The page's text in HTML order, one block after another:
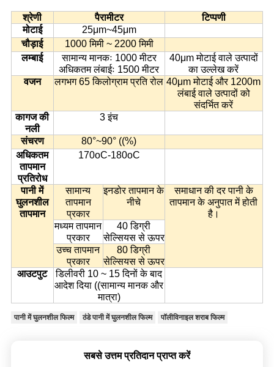
श्रेणी पैरामीटर
टिप्पणी
मोटाई
25μm~45μm
चौड़ाई
1000 मिमी ~ 2200 मिमी
लम्बाई
सामान्य मानकः 1000 मीटर
अधिकतम लंबाईः 1500 मीटर
40μm मोटाई वाले उत्पादों
का उल्लेख करें
वजन
लगभग 65 किलोग्राम प्रति रोल 40μm मोटाई और 1200m
लंबाई वाले उत्पादों को
संदर्भित करें
कागज की
नली
3 इंच
संचरण
80°~90° ((%)
अधिकतम
तापमान
प्रतिरोध
170oC-180oC
पानी में
घुलनशील
तापमान
सामान्य
तापमान
प्रकार
इनडोर तापमान के
नीचे
समाधान की दर पानी के
तापमान के अनुपात में होती
है।
मध्यम तापमान
प्रकार
40 डिग्री
सेल्सियस से ऊपर
उच्च तापमान
प्रकार
80 डिग्री
सेल्सियस से ऊपर
आउटपुट
डिलीवरी 10 ~ 15 दिनों के बाद
आदेश दिया ((सामान्य मानक और
मात्रा)
पानी में घुलनशील फिल्म ठंडे पानी में घुलनशील फिल्म पॉलीविनाइल शराब फिल्म
सबसे उत्तम प्रतिदान प्राप्त करें